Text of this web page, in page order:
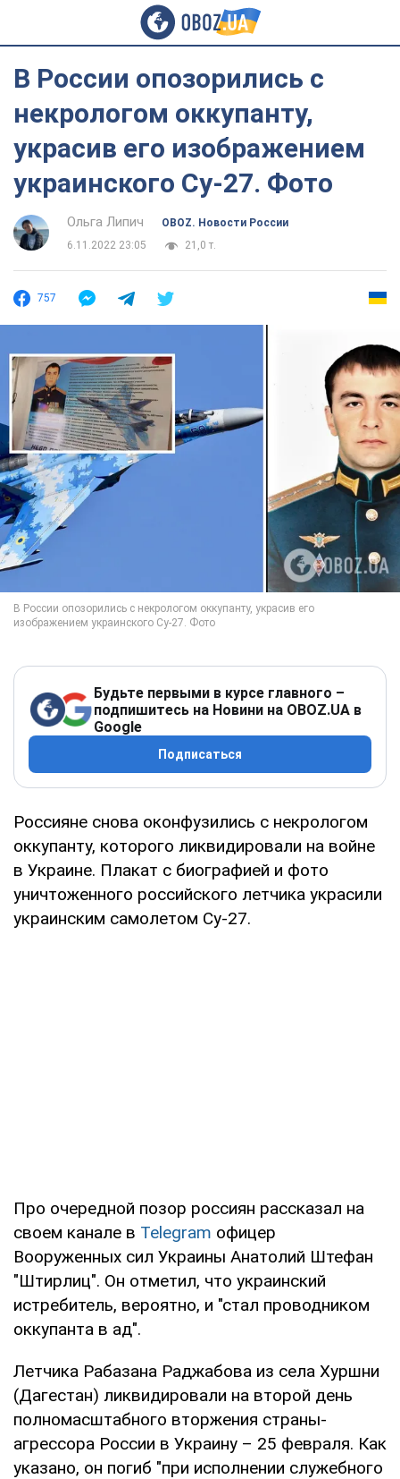
В России опозорились с
некрологом оккупанту,
украсив его изображением
украинского Су-27. Фото
Ольга Липич
OBOZ. Новости России
6.11.2022 23:05
21,0 т.
757
Будьте первыми в курсе главного –
подпишитесь на Новини на OBOZ.UA в
Google
Подписаться
Россияне снова оконфузились с некрологом
оккупанту, которого ликвидировали на войне
в Украине. Плакат с биографией и фото
уничтоженного российского летчика украсили
украинским самолетом Су-27.
Про очередной позор россиян рассказал на
своем канале в Telegram офицер
Вооруженных сил Украины Анатолий Штефан
"Штирлиц". Он отметил, что украинский
истребитель, вероятно, и "стал проводником
оккупанта в ад".
Летчика Рабазана Раджабова из села Хуршни
(Дагестан) ликвидировали на второй день
полномасштабного вторжения страны-
агрессора России в Украину – 25 февраля. Как
указано, он погиб "при исполнении служебного